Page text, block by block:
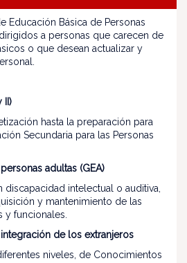
Educación Básica de Personas
a personas que carecen de
o que desean actualizar y
II)
hasta la preparación para
Secundaria para las Personas
adultas (GEA)
intelectual o auditiva,
y mantenimiento de las
y funcionales.
de los extranjeros
niveles, de Conocimientos